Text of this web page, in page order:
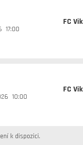
17:00
FC
10:00
FC
k dispozici.